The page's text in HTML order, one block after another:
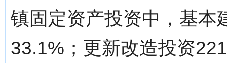
镇固定资产投资中，基本
33.1%；更新改造投资